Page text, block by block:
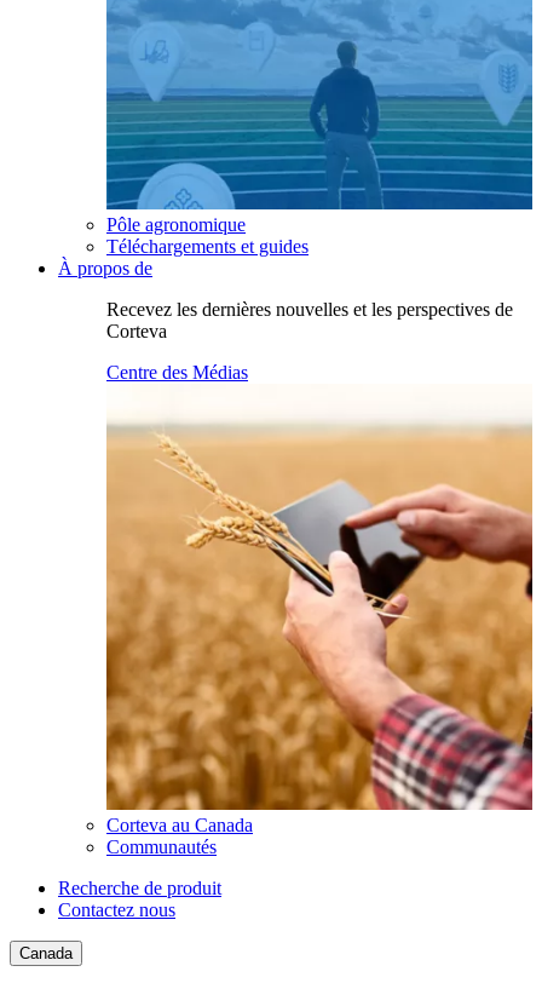
Pôle agronomique
Téléchargements et guides
À propos de
Recevez les dernières nouvelles et les perspectives de
Corteva
Centre des Médias
Corteva au Canada
Communautés
Recherche de produit
Contactez nous
Canada